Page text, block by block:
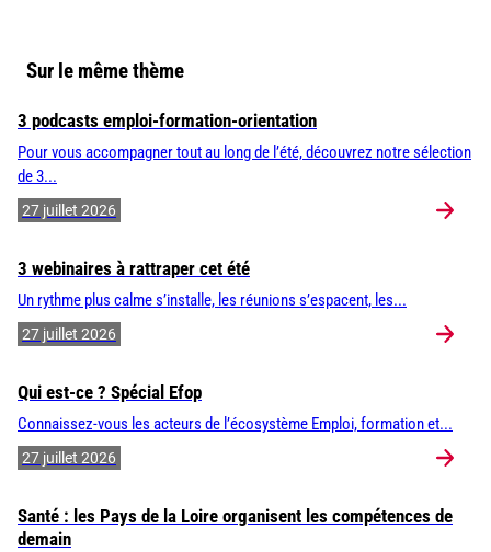
Sur le même thème
3 podcasts emploi-formation-orientation
Pour vous accompagner tout au long de l’été, découvrez notre sélection
de 3...
27 juillet 2026
3 webinaires à rattraper cet été
Un rythme plus calme s’installe, les réunions s’espacent, les...
27 juillet 2026
Qui est-ce ? Spécial Efop
Connaissez-vous les acteurs de l’écosystème Emploi, formation et...
27 juillet 2026
Santé : les Pays de la Loire organisent les compétences de
demain